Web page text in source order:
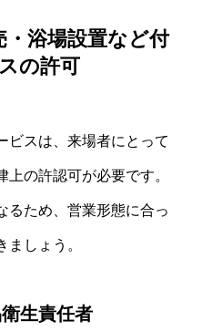
・浴場設置など付
の許可
ビスは、来場者にとって
の許認可が必要です。
るため、営業形態に合っ
しょう。
生責任者